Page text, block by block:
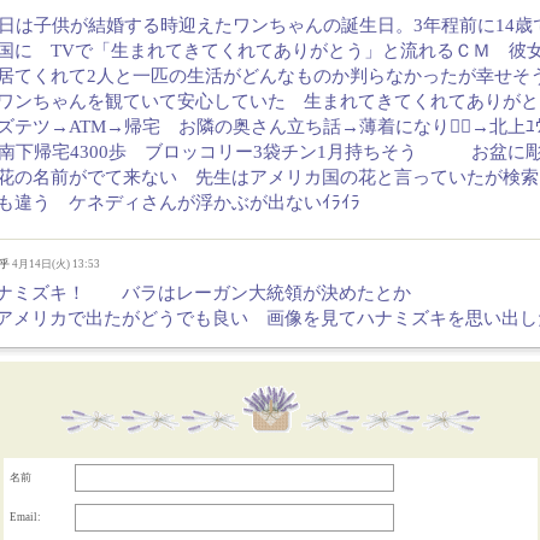
は子供が結婚する時迎えたワンちゃんの誕生日。3年程前に14歳
に TVで「生まれてきてくれてありがとう」と流れるＣＭ 彼
てくれて2人と一匹の生活がどんなものか判らなかったが幸せそ
ンちゃんを観ていて安心していた 生まれてきてくれてありがと
テツ→ATM→帰宅 お隣の奥さん立ち話→薄着になり🚶‍♀️→北上ﾕ
下帰宅4300歩 ブロッコリー3袋チン1月持ちそう お盆に
の名前がでて来ない 先生はアメリカ国の花と言っていたが検索
違う ケネディさんが浮かぶが出ないｲﾗｲﾗ
4月14日(火) 13:53
ミズキ！ バラはレーガン大統領が決めたとか
メリカで出たがどうでも良い 画像を見てハナミズキを思い出し
名前
Email: